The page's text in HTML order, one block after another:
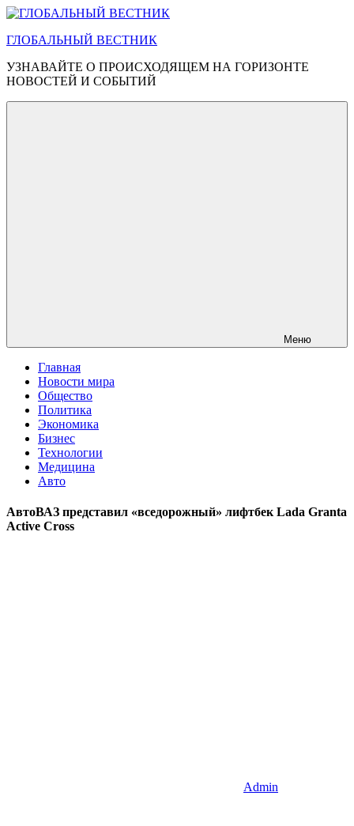
Перейти
содержимому
ГЛОБАЛЬНЫЙ ВЕСТНИК
УЗНАВАЙТЕ О ПРОИСХОДЯЩЕМ НА ГОРИЗОНТЕ
НОВОСТЕЙ И СОБЫТИЙ
Меню
Главная
Новости мира
Общество
Политика
Экономика
Бизнес
Технологии
Медицина
Авто
АвтоВАЗ представил «вседорожный» лифтбек Lada Granta
Active Cross
Admin